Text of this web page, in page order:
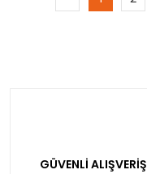
GÜVENLİ ALIŞVERİŞ